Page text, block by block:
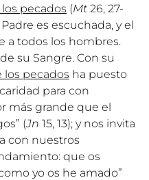
pecados (Mt 26, 27-
es escuchada, y el
a todos los hombres.
su Sangre. Con su
los pecados ha puesto
para con
más grande que el
(Jn 15, 13); y nos invita
con nuestros
que os
yo os he amado”